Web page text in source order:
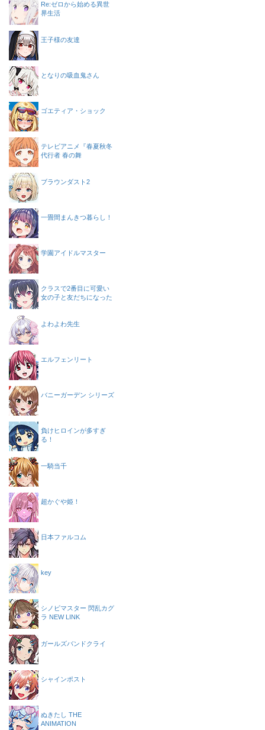
Re:ゼロから始める異世
界生活
王子様の友達
となりの吸血鬼さん
ゴエティア・ショック
テレビアニメ『春夏秋冬
代行者 春の舞
ブラウンダスト2
一畳間まんきつ暮らし！
学園アイドルマスター
クラスで2番目に可愛い
女の子と友だちになった
よわよわ先生
エルフェンリート
バニーガーデン シリーズ
負けヒロインが多すぎ
る！
一騎当千
超かぐや姫！
日本ファルコム
key
シノビマスター 閃乱カグ
ラ NEW LINK
ガールズバンドクライ
シャインポスト
ぬきたし THE
ANIMATION